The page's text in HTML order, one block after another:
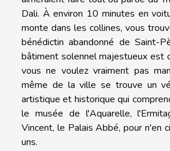
Dali. À environ 10 minutes en
monte dans les collines, vous
bénédictin abandonné de Saint-
bâtiment solennel majestueux est
vous ne voulez vraiment pas
même de la ville se trouve un
artistique et historique qui
le musée de l'Aquarelle,
Vincent, le Palais Abbé, pour n'en
uns.